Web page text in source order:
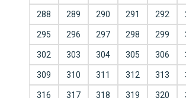
288 289 290 291 292
295 296 297 298 299
302 303 304 305 306
309 310 311 312 313
316 317 318 319 320